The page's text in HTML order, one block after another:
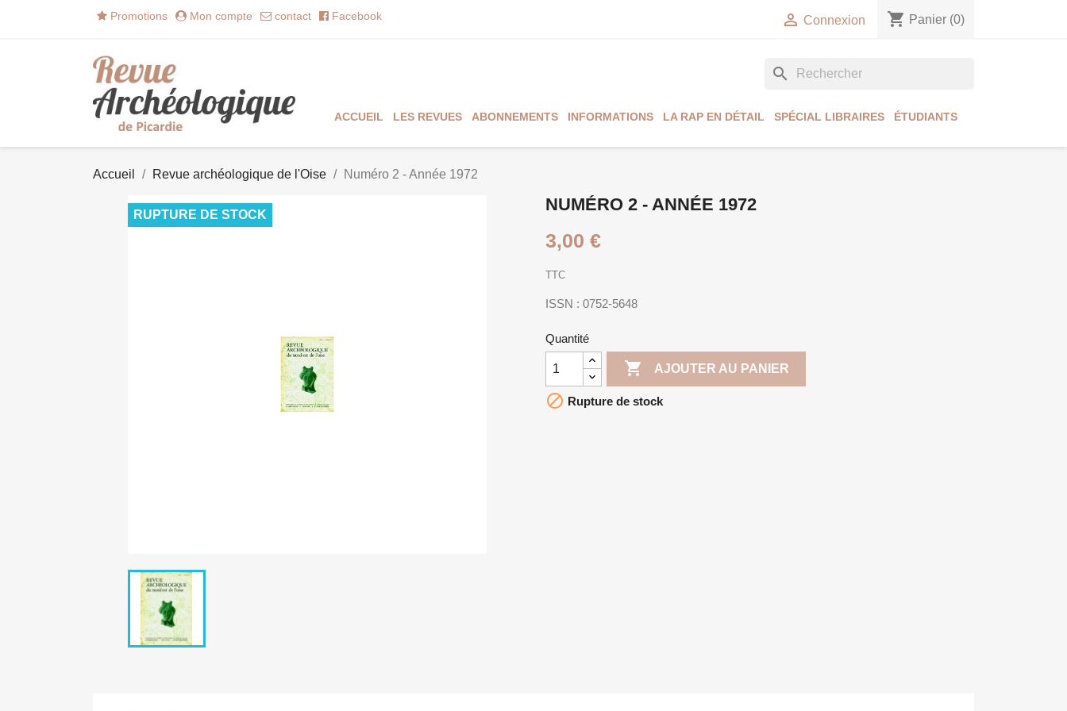
Promotions Mon compte contact Facebook  Connexion shopping_cart Panier (0)
search
ACCUEIL LES REVUES ABONNEMENTS INFORMATIONS LA RAP EN DÉTAIL SPÉCIAL LIBRAIRES ÉTUDIANTS
Accueil Revue archéologique de l'Oise Numéro 2 - Année 1972
RUPTURE DE STOCK
NUMÉRO 2 - ANNÉE 1972
3,00 €
TTC
ISSN : 0752-5648
Quantité
 AJOUTER AU PANIER
 Rupture de stock